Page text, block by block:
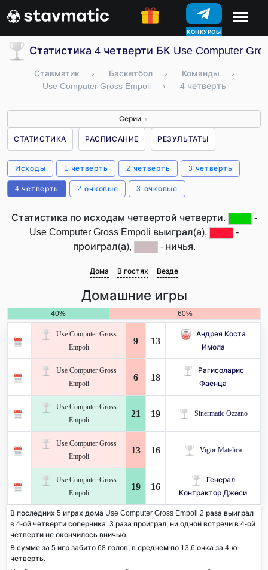
КОНКУРСЫ
Статистика 4 четверти БК Use Computer
Ставматик › Баскетбол › Команды
›
Use Computer Gross Empoli
› 4 четверть
Серии ▼
СТАТИСТИКА РАСПИСАНИЕ РЕЗУЛЬТАТЫ
Исходы 1 четверть 2 четверть 3 четверть
4 четверть 2-очковые 3-очковые
Статистика по исходам четвертой четверти.
-
Use Computer Gross Empoli выиграл(а),
-
проиграл(а),
- ничья.
Дома В гостях Везде
Домашние игры
40% 60%
Use Computer Gross
Empoli
9 13
Андрея Коста
Имола
Use Computer Gross
Empoli
6 18
Рагисоларис
Фаенца
Use Computer Gross
Empoli
21 19 Sinermatic Ozzano
Use Computer Gross
Empoli
13 16 Vigor Matelica
Use Computer Gross
Empoli
19 16
Генерал
Контрактор Джеси
В последних 5 играх дома Use Computer Gross Empoli 2 раза выиграл
в 4-ой четверти соперника. 3 раза проиграл, ни одной встречи в 4-ой
четверти не окончилось вничью.
В сумме за 5 игр забито 68 голов, в среднем по 13,6 очка за 4-ю
четверть.